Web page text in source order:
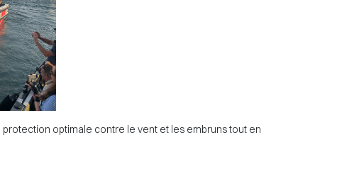
optimale contre le vent et les embruns tout en